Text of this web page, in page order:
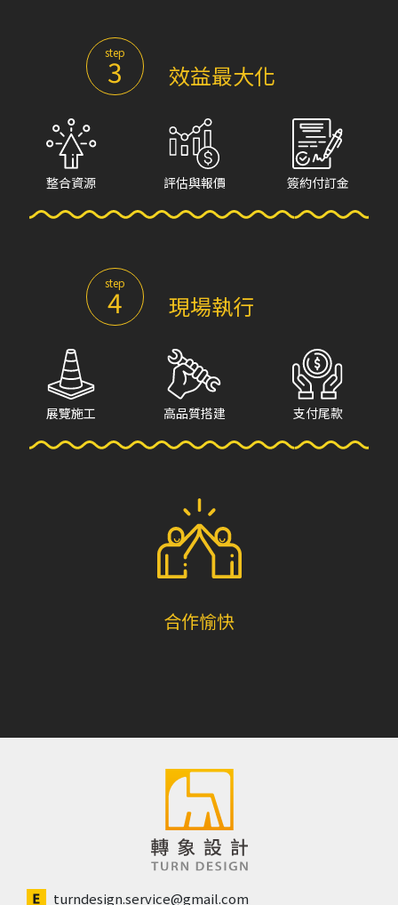
step
3 效益最大化
整合資源 評估與報價 簽約付訂金
step
4 現場執行
展覽施工 高品質搭建 支付尾款
合作愉快
turndesign.service@gmail.com